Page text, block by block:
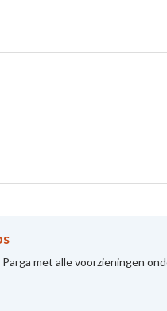
met alle voorzieningen